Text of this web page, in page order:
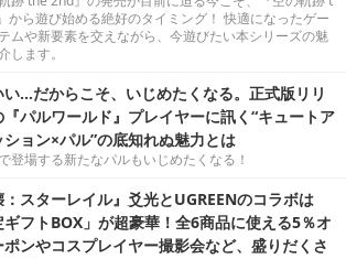
から遊び始める絶好のタイミング！ 快適になったゲー
ムや新要素を交えながら、今遊びたい本シリーズの魅
します。
い…だからこそ、いじめたくなる。正式版リリ
『パルワールド』プレイヤーに訊く“キュートア
ション×パル”の底知れぬ魅力とは
登場する新たなパルもいじめたくなる！
：スターレイル』爻光とUGREENのコラボは
ギフトBOX」が超豪華！全6商品に使える5％オ
ポンやコスプレイヤー撮影会など、盛りだくさ